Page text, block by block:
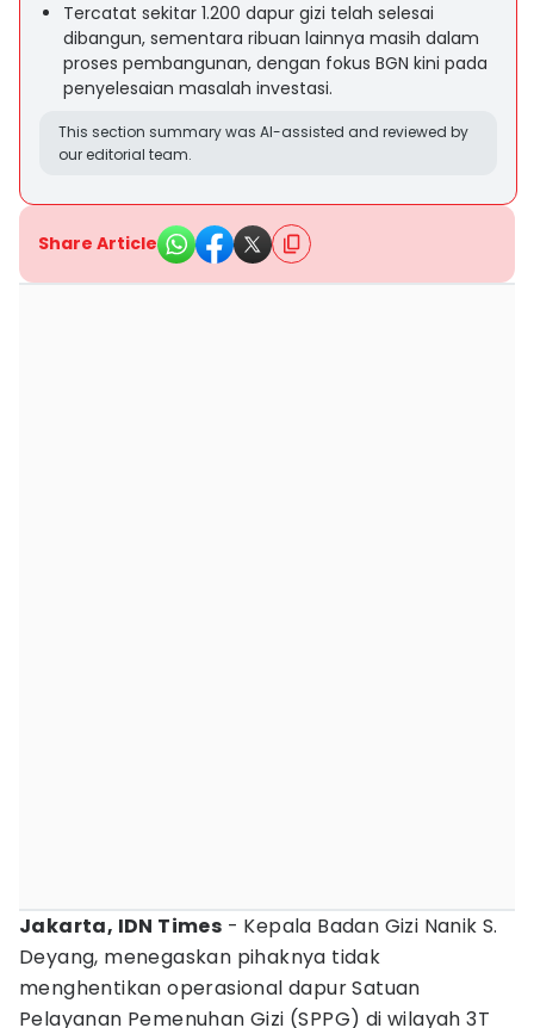
Tercatat sekitar 1.200 dapur gizi telah selesai
dibangun, sementara ribuan lainnya masih dalam
proses pembangunan, dengan fokus BGN kini pada
penyelesaian masalah investasi.
This section summary was AI-assisted and reviewed by
our editorial team.
Share Article
Jakarta, IDN Times - Kepala Badan Gizi Nanik S.
Deyang, menegaskan pihaknya tidak
menghentikan operasional dapur Satuan
Pelayanan Pemenuhan Gizi (SPPG) di wilayah 3T